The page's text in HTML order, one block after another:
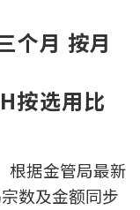
个月 按月
按选用比
根据金管局最新
数及金额同步